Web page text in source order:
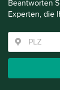
Beantworten
Experten, die